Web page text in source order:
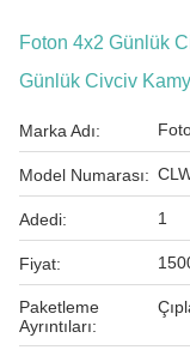
Foton 4x2 Günlük
Günlük Civciv
Marka Adı:
Model Numarası:
Adedi: 1
Fiyat:
Paketleme
Ayrıntıları: